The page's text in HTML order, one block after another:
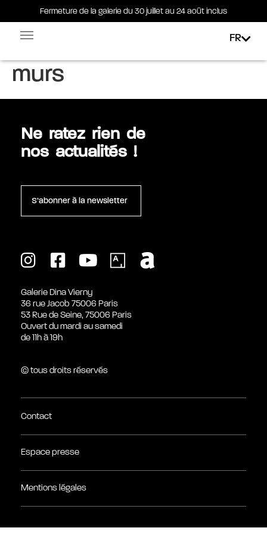
Fermeture de la galerie du 30 juillet au 24 août inclus
Fermeture de la galerie du 30 juillet au 24 août inclus
FR
Étiquette :
murs
Ne ratez rien de
nos actualités !
S’abonner à la newsletter
Galerie Dina Vierny
36 rue Jacob 75006 Paris
53 Rue de Seine, 75006 Paris
Ouvert du mardi au samedi
de 11h à 19h
© tous droits réservés
Contact
Espace presse
Mentions légales